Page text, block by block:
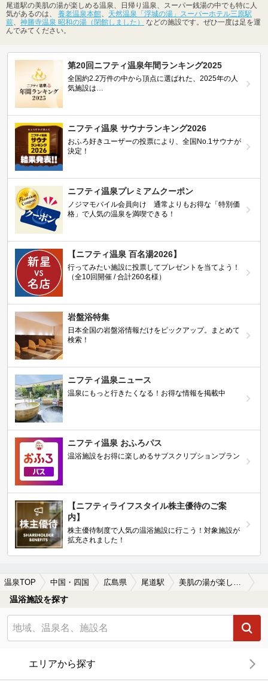
尾道駅の美肌の湯が楽しめる温泉、日帰り温泉、スーパー銭湯の中でも特に人
気があるのは、 養老温泉本館
天然温泉「浮城の湯」スーパーホテル三原駅
前
神勝寺温泉 昭和の湯（閉館しました）
などの施設です。ぜひ一度は足を運
んでみてください。
第20回ニフティ温泉年間ランキング2025
全国約2.2万件の中から頂点に選ばれた、2025年の人
気施設は…
ニフティ温泉 サウナランキング2026
おふろ好きユーザーの投票により、全国No.1サウナが
決定！
ニフティ温泉プレミアムクーポン
ノジマモバイル会員向け 通常よりもお得な「特別価
格」で人気の温泉を満喫できる！
【ニフティ温泉 百名湯2026】
行ってみたい施設に投票してプレゼントを当てよう！
（全10回開催 / 合計260名様）
岩盤浴特集
日本全国の岩盤浴情報だけをピックアップ。まとめて
検索！
ニフティ温泉ニュース
温泉にもっと行きたくなる！お得な情報を掲載中
ニフティ温泉 おふろパス
温浴施設をお得に楽しめるサブスクリプションプラン
【ニフティライフスタイル株主優待のご案
内】
株主優待制度で人気の温浴施設に行こう！対象施設が
拡充されました！
温泉TOP 中国・四国 広島県 尾道駅 美肌の湯が楽しめる尾道駅近くの温泉、日帰り温泉、スーパー銭湯おすすめ
温浴施設を探す
エリアから探す